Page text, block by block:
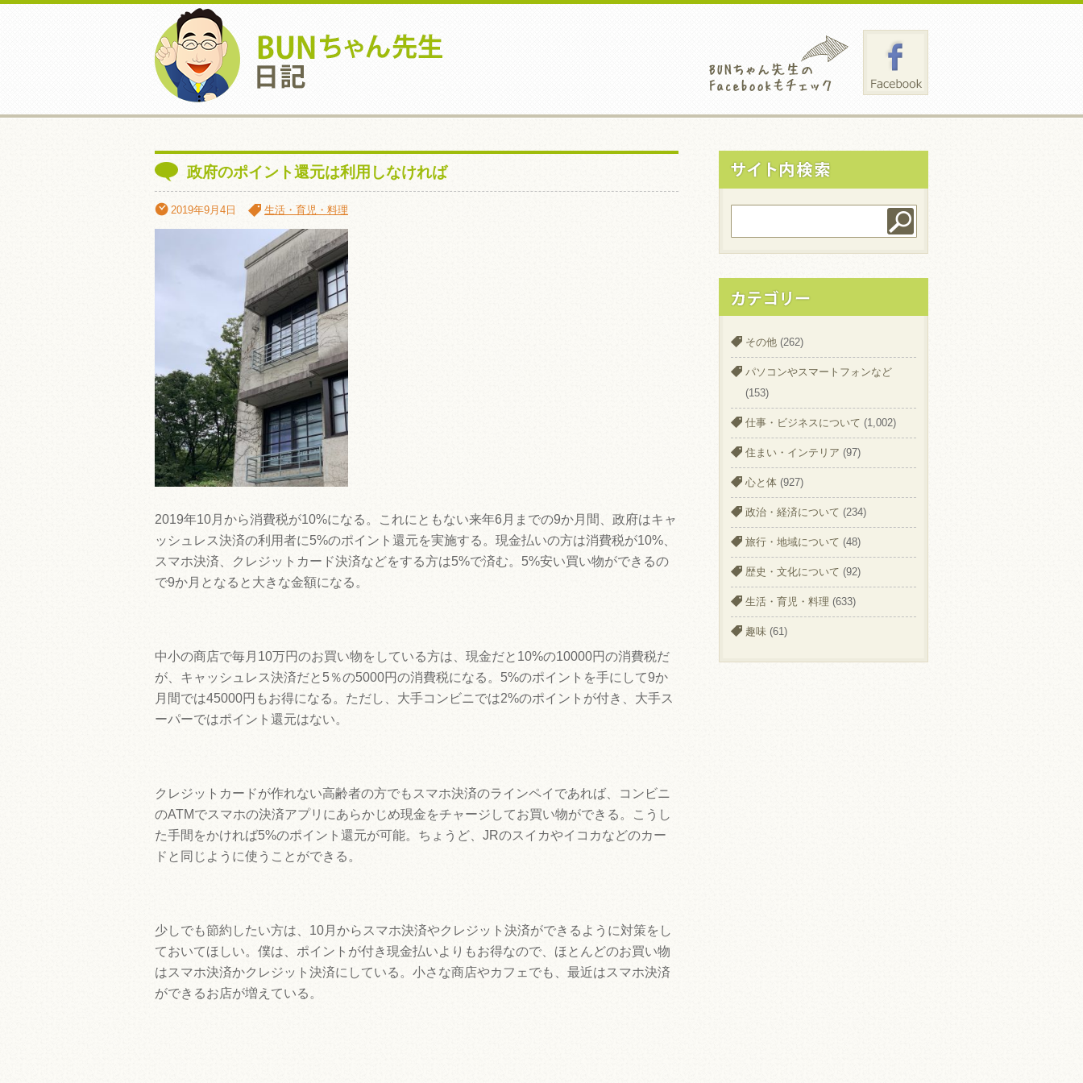
政府のポイント還元は利用しなければ
2019年9月4日 生活・育児・料理
2019年10月から消費税が10%になる。これにともない来年6月までの9か月間、政府はキャ
ッシュレス決済の利用者に5%のポイント還元を実施する。現金払いの方は消費税が10%、
スマホ決済、クレジットカード決済などをする方は5%で済む。5%安い買い物ができるの
で9か月となると大きな金額になる。
中小の商店で毎月10万円のお買い物をしている方は、現金だと10%の10000円の消費税だ
が、キャッシュレス決済だと5％の5000円の消費税になる。5%のポイントを手にして9か
月間では45000円もお得になる。ただし、大手コンビニでは2%のポイントが付き、大手ス
ーパーではポイント還元はない。
クレジットカードが作れない高齢者の方でもスマホ決済のラインペイであれば、コンビニ
のATMでスマホの決済アプリにあらかじめ現金をチャージしてお買い物ができる。こうし
た手間をかければ5%のポイント還元が可能。ちょうど、JRのスイカやイコカなどのカー
ドと同じように使うことができる。
少しでも節約したい方は、10月からスマホ決済やクレジット決済ができるように対策をし
ておいてほしい。僕は、ポイントが付き現金払いよりもお得なので、ほとんどのお買い物
はスマホ決済かクレジット決済にしている。小さな商店やカフェでも、最近はスマホ決済
ができるお店が増えている。
その他 (262)
パソコンやスマートフォンなど
(153)
仕事・ビジネスについて (1,002)
住まい・インテリア (97)
心と体 (927)
政治・経済について (234)
旅行・地域について (48)
歴史・文化について (92)
生活・育児・料理 (633)
趣味 (61)